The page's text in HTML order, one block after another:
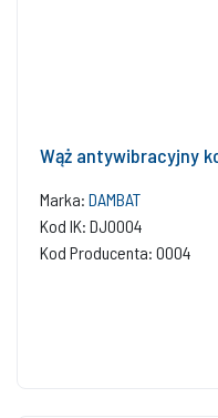
Wąż antywibracyjny
Marka: DAMBAT
Kod IK: DJ0004
Kod Producenta: 0004